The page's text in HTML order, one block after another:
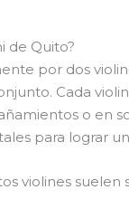
de Quito?
por dos
Cada
o en
para lograr
violines suelen